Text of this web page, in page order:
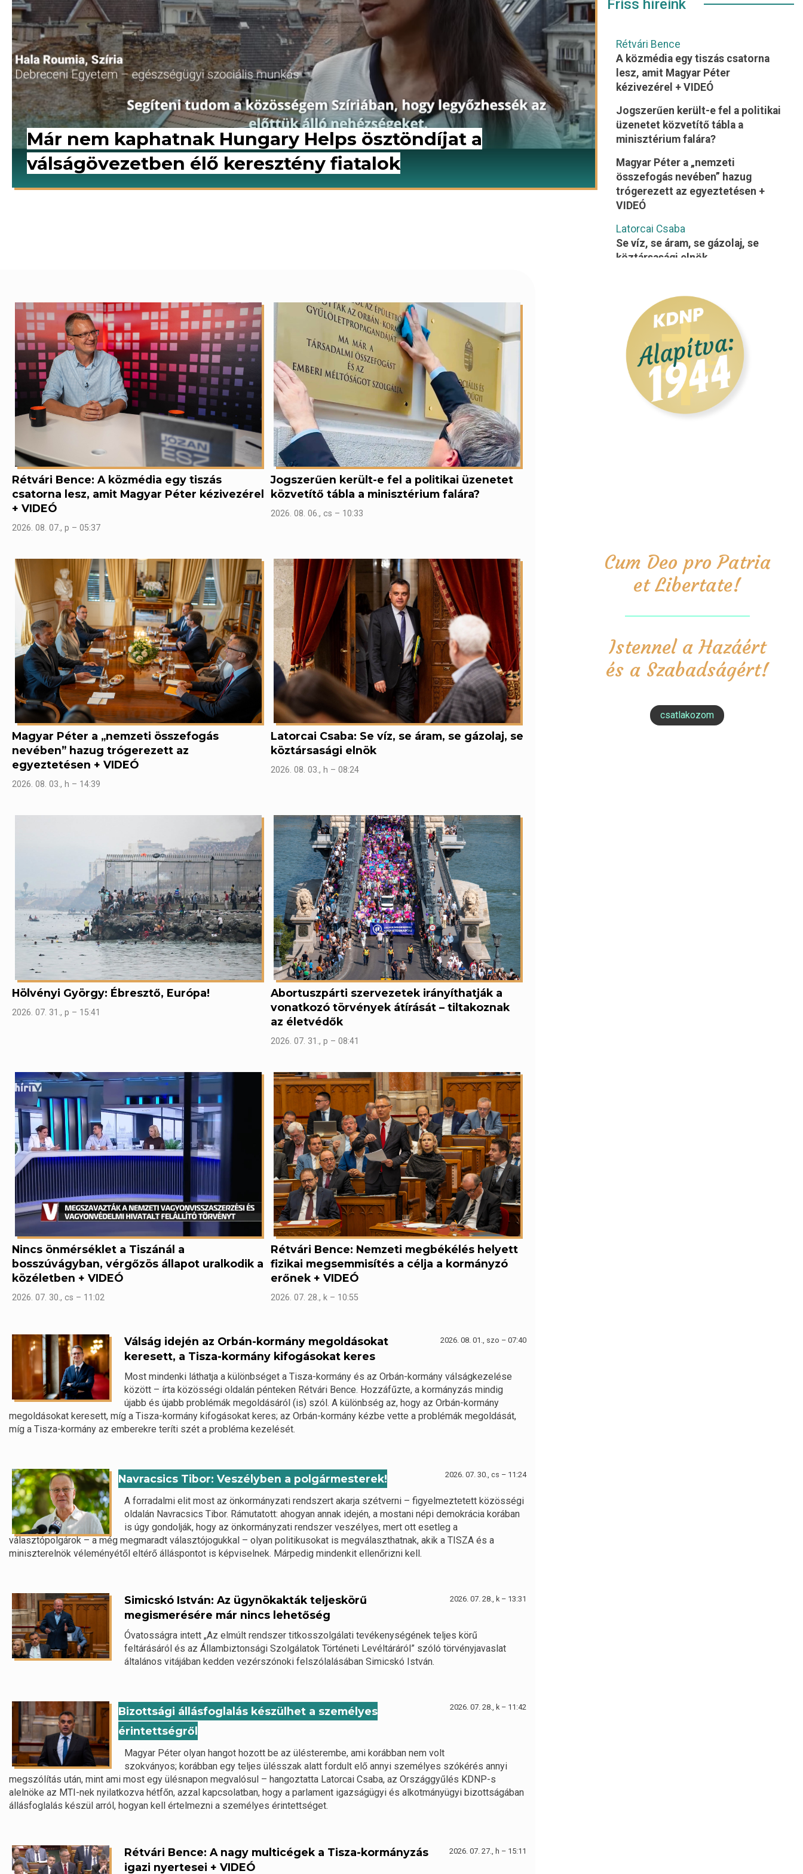
Már nem kaphatnak Hungary Helps ösztöndíjat a
válságövezetben élő keresztény fiatalok
Friss híreink
Rétvári Bence
A közmédia egy tiszás csatorna
lesz, amit Magyar Péter
kézivezérel + VIDEÓ
Jogszerűen került-e fel a politikai
üzenetet közvetítő tábla a
minisztérium falára?
Magyar Péter a „nemzeti
összefogás nevében” hazug
trógerezett az egyeztetésen +
VIDEÓ
Latorcai Csaba
Se víz, se áram, se gázolaj, se
köztársasági elnök
Rétvári Bence: A közmédia egy tiszás
csatorna lesz, amit Magyar Péter kézivezérel
+ VIDEÓ
2026. 08. 07., p – 05:37
Jogszerűen került-e fel a politikai üzenetet
közvetítő tábla a minisztérium falára?
2026. 08. 06., cs – 10:33
Magyar Péter a „nemzeti összefogás
nevében” hazug trógerezett az
egyeztetésen + VIDEÓ
2026. 08. 03., h – 14:39
Latorcai Csaba: Se víz, se áram, se gázolaj, se
köztársasági elnök
2026. 08. 03., h – 08:24
Hölvényi György: Ébresztő, Európa!
2026. 07. 31., p – 15:41
Abortuszpárti szervezetek irányíthatják a
vonatkozó törvények átírását – tiltakoznak
az életvédők
2026. 07. 31., p – 08:41
Nincs önmérséklet a Tiszánál a
bosszúvágyban, vérgőzös állapot uralkodik a
közéletben + VIDEÓ
2026. 07. 30., cs – 11:02
Rétvári Bence: Nemzeti megbékélés helyett
fizikai megsemmisítés a célja a kormányzó
erőnek + VIDEÓ
2026. 07. 28., k – 10:55
2026. 08. 01., szo – 07:40
Válság idején az Orbán-kormány megoldásokat
keresett, a Tisza-kormány kifogásokat keres
Most mindenki láthatja a különbséget a Tisza-kormány és az Orbán-kormány válságkezelése
között – írta közösségi oldalán pénteken Rétvári Bence. Hozzáfűzte, a kormányzás mindig
újabb és újabb problémák megoldásáról (is) szól. A különbség az, hogy az Orbán-kormány
megoldásokat keresett, míg a Tisza-kormány kifogásokat keres; az Orbán-kormány kézbe vette a problémák megoldását,
míg a Tisza-kormány az emberekre teríti szét a probléma kezelését.
2026. 07. 30., cs – 11:24
Navracsics Tibor: Veszélyben a polgármesterek!
A forradalmi elit most az önkormányzati rendszert akarja szétverni – figyelmeztetett közösségi
oldalán Navracsics Tibor. Rámutatott: ahogyan annak idején, a mostani népi demokrácia korában
is úgy gondolják, hogy az önkormányzati rendszer veszélyes, mert ott esetleg a
választópolgárok – a még megmaradt választójogukkal – olyan politikusokat is megválaszthatnak, akik a TISZA és a
miniszterelnök véleményétől eltérő álláspontot is képviselnek. Márpedig mindenkit ellenőrizni kell.
2026. 07. 28., k – 13:31
Simicskó István: Az ügynökakták teljeskörű
megismerésére már nincs lehetőség
Óvatosságra intett „Az elmúlt rendszer titkosszolgálati tevékenységének teljes körű
feltárásáról és az Állambiztonsági Szolgálatok Történeti Levéltáráról” szóló törvényjavaslat
általános vitájában kedden vezérszónoki felszólalásában Simicskó István.
2026. 07. 28., k – 11:42
Bizottsági állásfoglalás készülhet a személyes
érintettségről
Magyar Péter olyan hangot hozott be az ülésterembe, ami korábban nem volt
szokványos; korábban egy teljes ülésszak alatt fordult elő annyi személyes szókérés annyi
megszólítás után, mint ami most egy ülésnapon megvalósul – hangoztatta Latorcai Csaba, az Országgyűlés KDNP-s
alelnöke az MTI-nek nyilatkozva hétfőn, azzal kapcsolatban, hogy a parlament igazságügyi és alkotmányügyi bizottságában
állásfoglalás készül arról, hogyan kell értelmezni a személyes érintettséget.
2026. 07. 27., h – 15:11
Rétvári Bence: A nagy multicégek a Tisza-kormányzás
igazi nyertesei + VIDEÓ
Cum Deo pro Patria
et Libertate!
Istennel a Hazáért
és a Szabadságért!
csatlakozom